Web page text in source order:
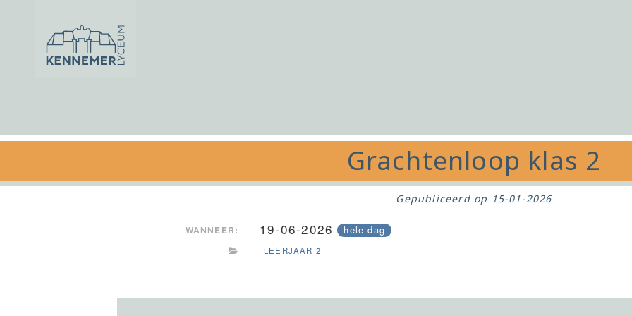
Grachtenloop klas 2
Gepubliceerd op 15-01-2026
WANNEER: 19-06-2026 hele dag
LEERJAAR 2